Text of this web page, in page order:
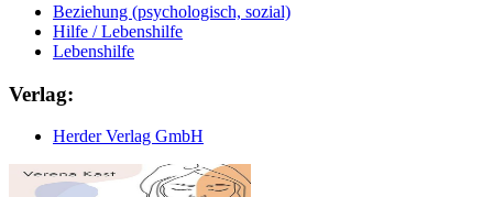
Beziehung (psychologisch, sozial)
Hilfe / Lebenshilfe
Lebenshilfe
Verlag:
Herder Verlag GmbH